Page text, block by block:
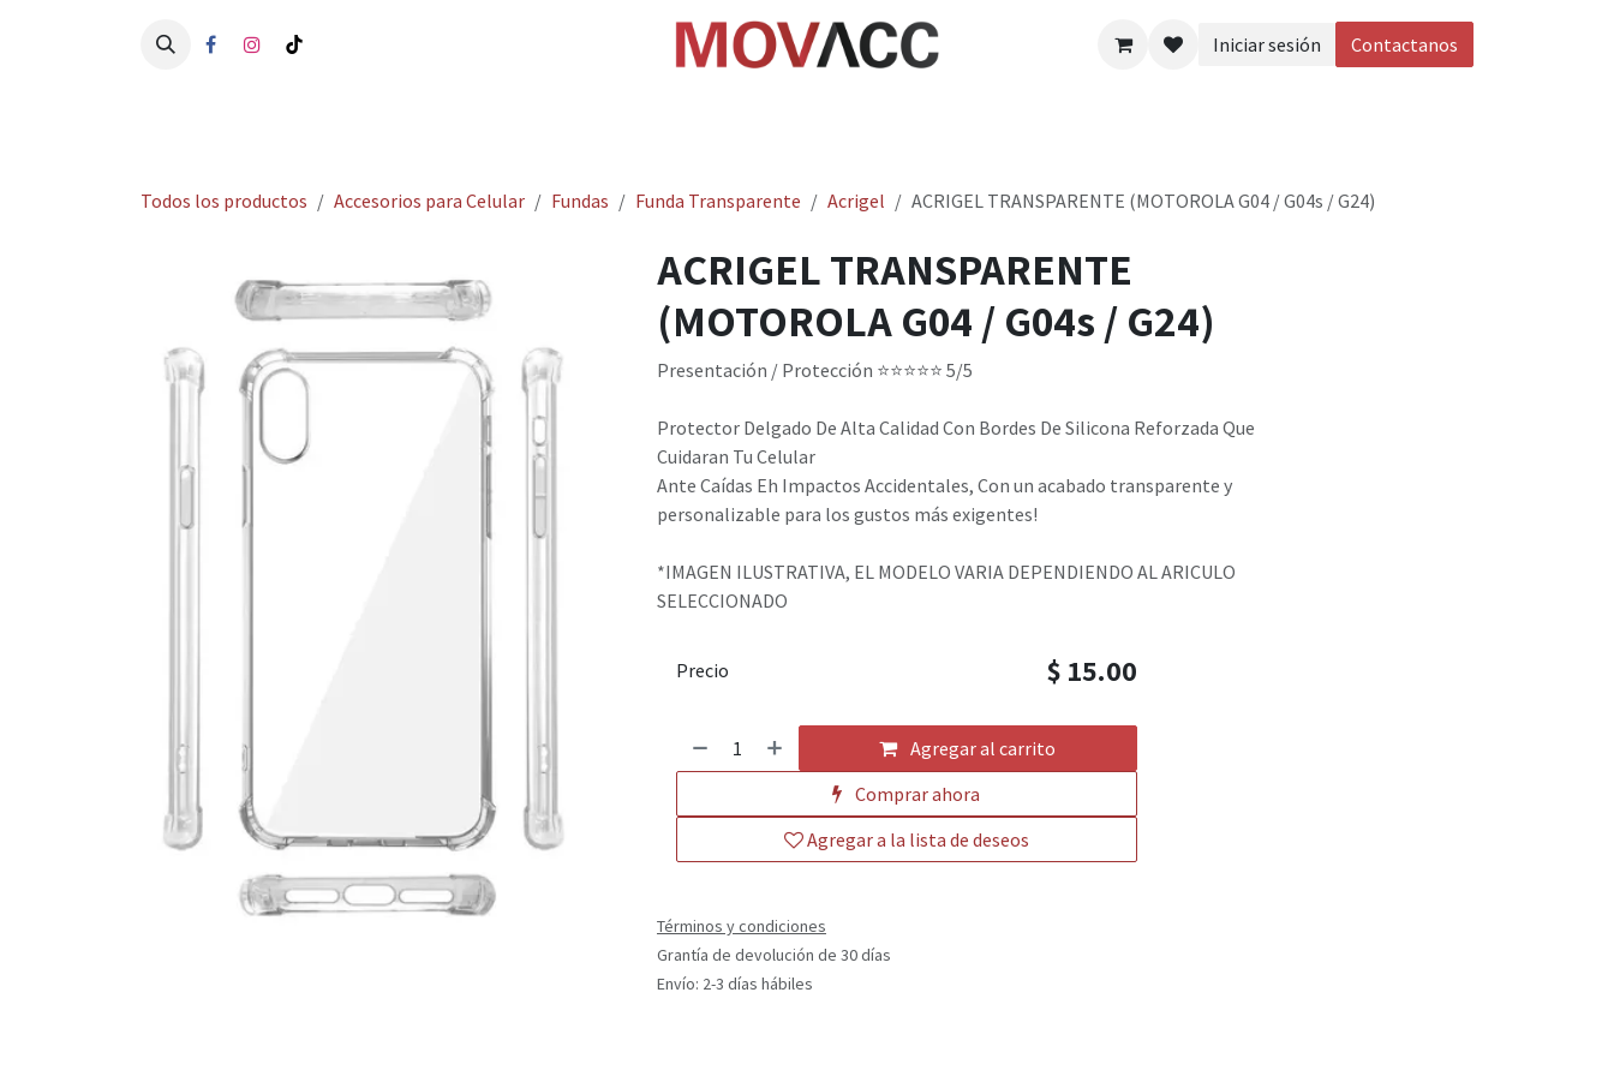
Iniciar sesión
Contactanos
Todos los productos Accesorios para Celular Fundas Funda Transparente Acrigel ACRIGEL TRANSPARENTE (MOTOROLA G04 / G04s / G24)
ACRIGEL TRANSPARENTE
(MOTOROLA G04 / G04s / G24)
Presentación / Protección ​⭐⭐⭐⭐⭐ 5/5 ​
Protector Delgado De Alta Calidad Con Bordes De Silicona Reforzada Que
Cuidaran Tu Celular
Ante Caídas Eh Impactos Accidentales, Con un acabado transparente y
personalizable para los gustos más exigentes!
*IMAGEN ILUSTRATIVA, EL MODELO VARIA DEPENDIENDO AL ARICULO
SELECCIONADO
Agregar al carrito
Comprar ahora
Agregar a la lista de deseos
Precio $ 15.00
Términos y condiciones
Grantía de devolución de 30 días
Envío: 2-3 días hábiles